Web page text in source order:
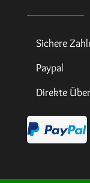
Sichere
Paypal
Direkte